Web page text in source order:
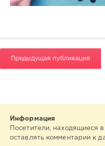
Предыдущая публикация
Информация
Посетители, находящиеся
оставлять комментарии к